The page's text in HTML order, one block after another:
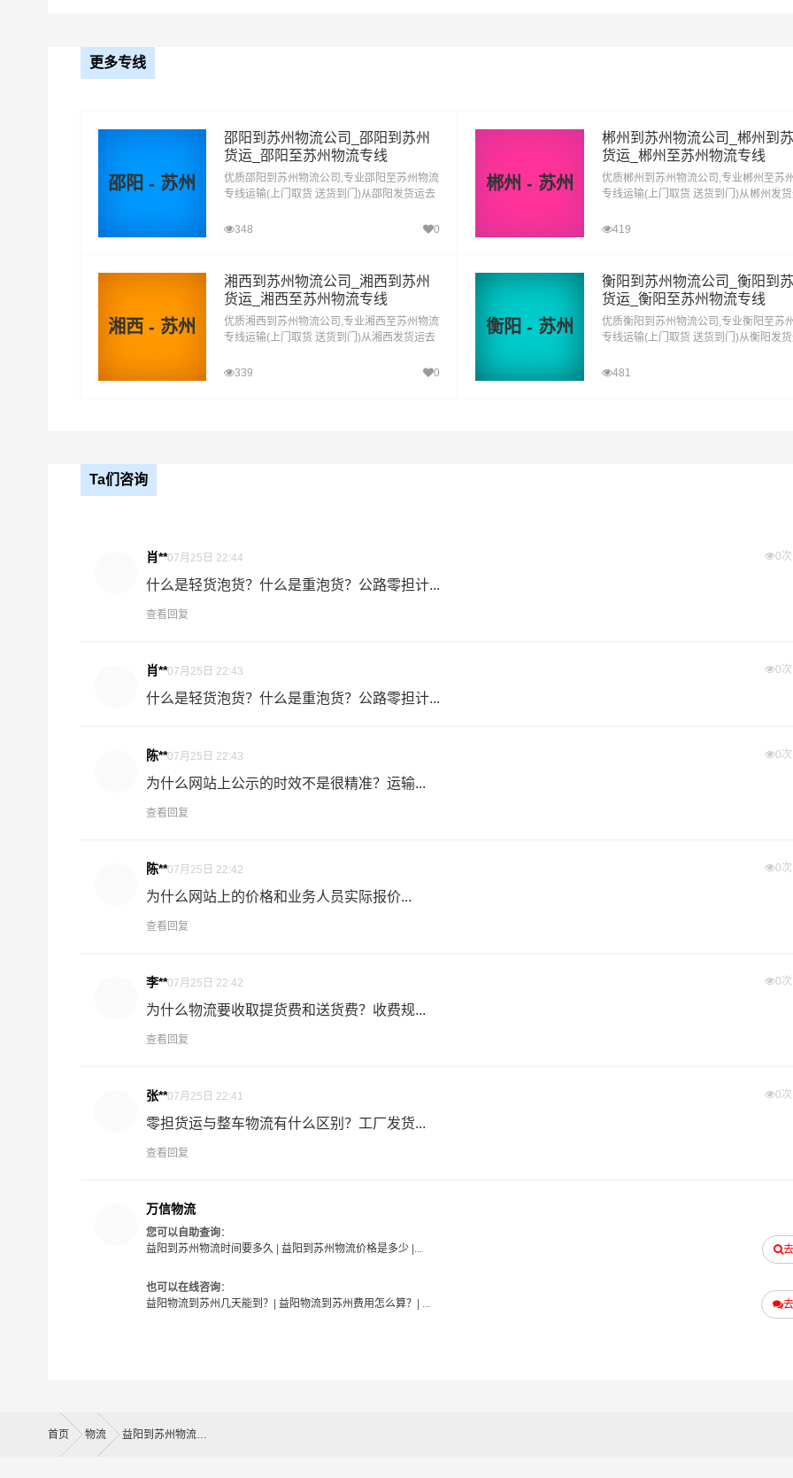
万信益阳到苏州物流公司平台优势
万信在资阳区,赫山区,南县,桃江县,安化县,沅江等地具有优势的物流网络资源，依靠虎丘区,吴中区,相城区,姑苏区,
常熟,张家港,昆山,太仓为转运中心，业务覆盖公路汽车快运，铁路特快运输，航空货运代理，仓储物流配送，产品
项目物流，并提供上门取货，送货到门，货物打包，门到门运输等物流相关增值服务，同时在行业内率先开通益阳
益阳-苏州
益阳
资阳区,赫山区,南县,桃江县,安化县,沅江
虎丘区,吴中区,相城区,姑苏区,吴江区,常熟,张家港,昆山,太仓
物流费用总报价=益阳提货费用+专线运输费用+苏州送货上门费用。
怎么计算专线运输费用？
专线运输费用的计算方式为：单价货物乘以重量或者体积。先确定货物性质，货物性质可分为重货、重泡货、泡货
物流公司安排车辆上门把货物运送到专线运输商进行配载过程中产生的费用称为提货费。提货过程是发货时很重
节，要确认件数、重量、体积、包装、收货信息等物流基本信息。
什么是送货费用？
- 万信物流益阳物流业务部秉承“用心呵护，值得托付”的服务理念，凭借益阳至苏州物流的优质平台，始终致力于为
业提供我们的物流服务，也得到了很多客户的认可和口碑相传，如果您有意向选择我们，我们非常乐意为您解决物
#益阳物流 #苏州物流
更多专线
邵阳 - 苏州
邵阳到苏州物流公司_邵阳到苏州
货运_邵阳至苏州物流专线
优质邵阳到苏州物流公司,专业邵阳至苏州物流
专线运输(上门取货 送货到门)从邵阳发货运去
达专线物流
348 0
郴州 - 苏州
郴州到苏州物流公司_郴州到
货运_郴州至苏州物流专线
优质郴州到苏州物流公司,专业郴州至苏
专线运输(上门取货 送货到门)从郴州发
达专线物流
419
湘西 - 苏州
湘西到苏州物流公司_湘西到苏州
货运_湘西至苏州物流专线
优质湘西到苏州物流公司,专业湘西至苏州物流
专线运输(上门取货 送货到门)从湘西发货运去
达专线物流
339 0
衡阳 - 苏州
衡阳到苏州物流公司_衡阳到
货运_衡阳至苏州物流专线
优质衡阳到苏州物流公司,专业衡阳至苏
专线运输(上门取货 送货到门)从衡阳发
达专线物流
481
Ta们咨询
肖**07月25日 22:44 0次
什么是轻货泡货？什么是重泡货？公路零担计...
查看回复
肖**07月25日 22:43 0次
什么是轻货泡货？什么是重泡货？公路零担计...
陈**07月25日 22:43 0次
为什么网站上公示的时效不是很精准？运输...
查看回复
陈**07月25日 22:42 0次
为什么网站上的价格和业务人员实际报价...
查看回复
李**07月25日 22:42 0次
为什么物流要收取提货费和送货费？收费规...
查看回复
张**07月25日 22:41 0次
零担货运与整车物流有什么区别？工厂发货...
查看回复
万信物流
您可以自助查询：
益阳到苏州物流时间要多久
益阳到苏州物流价格是多少|...
也可以在线咨询：
益阳物流到苏州几天能到？
益阳物流到苏州费用怎么算？ | ...
首页 物流 益阳到苏州物流公司